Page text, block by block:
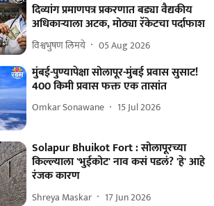
दिव्यांग प्रमाणपत्र प्रकरणात बड्या वैद्यकीय
अधिकाऱ्याला अटक, मोठ्या रॅकेटचा पर्दाफाश
विश्वभुषण लिमये 05 Aug 2026
मुंबई-पुण्यापेक्षा सोलापूर-मुंबई प्रवास सुसाट!
400 किमी प्रवास फक्त एक तासांत
Omkar Sonawane 15 Jul 2026
Solapur Bhuikot Fort : सोलापूरच्या
किल्ल्याला 'भुईकोट' नाव कसं पडलं? 'हे' आहे
रंजक कारण
Shreya Maskar 17 Jun 2026